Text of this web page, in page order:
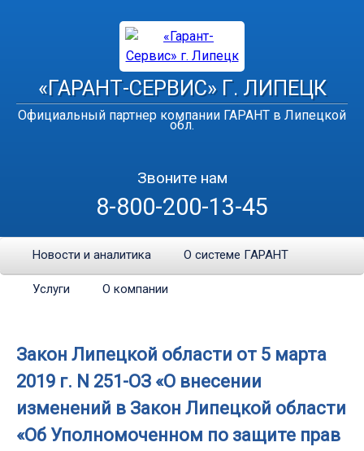
«ГАРАНТ-СЕРВИС» Г. ЛИПЕЦК
Официальный партнер компании ГАРАНТ в Липецкой
обл.
Звоните нам
8-800-200-13-45
Новости и аналитика О системе ГАРАНТ
Услуги О компании
Закон Липецкой области от 5 марта
2019 г. N 251-ОЗ «О внесении
изменений в Закон Липецкой области
«Об Уполномоченном по защите прав